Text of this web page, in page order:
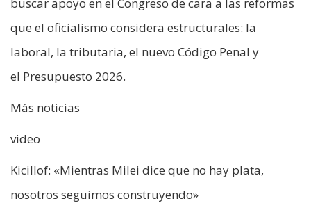
que el oficialismo considera estructurales: la
laboral, la tributaria, el nuevo Código Penal y
el Presupuesto 2026.
Más noticias
video
Kicillof: «Mientras Milei dice que no hay plata,
nosotros seguimos construyendo»